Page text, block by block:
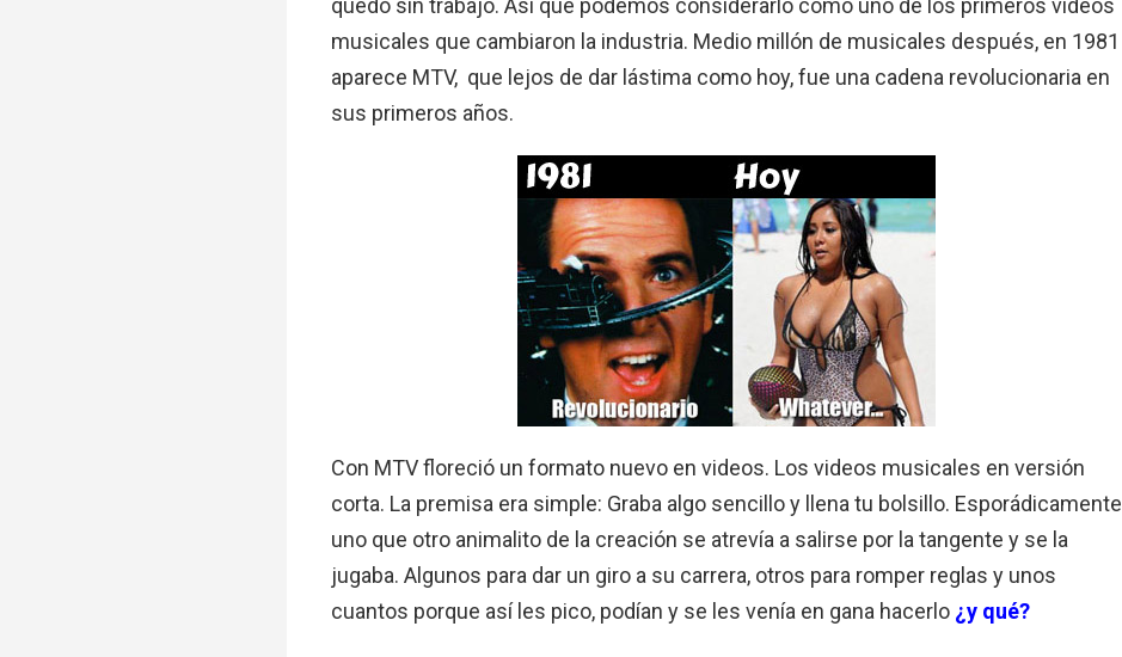
quedó sin trabajo. Así que podemos considerarlo como uno de los primeros videos
musicales que cambiaron la industria. Medio millón de musicales después, en 1981
aparece MTV, que lejos de dar lástima como hoy, fue una cadena revolucionaria en
sus primeros años.
Con MTV floreció un formato nuevo en videos. Los videos musicales en versión
corta. La premisa era simple: Graba algo sencillo y llena tu bolsillo. Esporádicamente
uno que otro animalito de la creación se atrevía a salirse por la tangente y se la
jugaba. Algunos para dar un giro a su carrera, otros para romper reglas y unos
cuantos porque así les pico, podían y se les venía en gana hacerlo ¿y qué?